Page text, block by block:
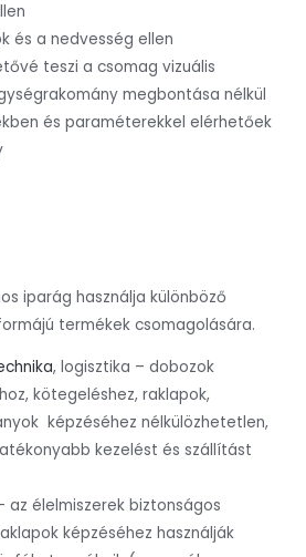
és a nedvesség ellen
teszi a csomag vizuális
megbontása nélkül
és paraméterekkel elérhetőek
iparág használja különböző
termékek csomagolására.
, logisztika – dobozok
kötegeléshez, raklapok,
képzéséhez nélkülözhetetlen,
kezelést és szállítást
az élelmiszerek biztonságos
képzéséhez használják